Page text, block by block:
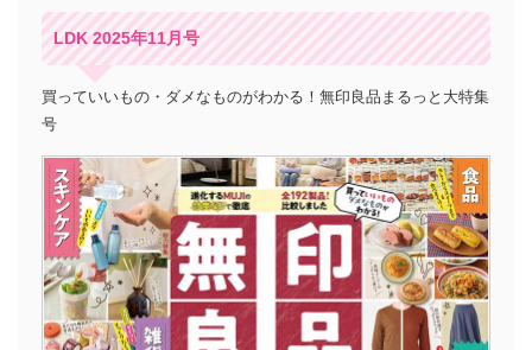
LDK 2025年11月号
買っていいもの・ダメなものがわかる！無印良品まるっと大特集
号